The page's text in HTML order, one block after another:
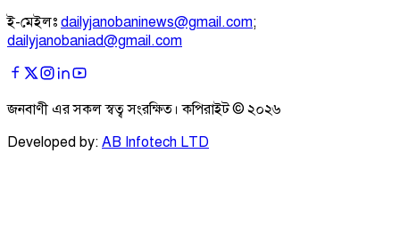
ই-মেইলঃ dailyjanobaninews@gmail.com;
dailyjanobaniad@gmail.com
জনবাণী এর সকল স্বত্ব সংরক্ষিত। কপিরাইট © ২০২৬
Developed by: AB Infotech LTD